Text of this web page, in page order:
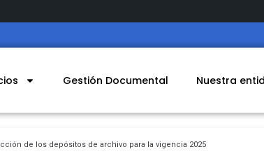
Gestión Documental Nuestra
de los depósitos de archivo para la vigencia 2025